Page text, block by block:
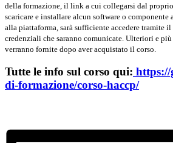
della formazione, il link a cui collegarsi dal proprio
scaricare e installare alcun software o
alla piattaforma, sarà sufficiente accedere tramite
credenziali che saranno comunicate. Ulteriori e
verranno fornite dopo aver acquistato il corso.
Tutte le info sul corso qui:
di-formazione/corso-haccp/